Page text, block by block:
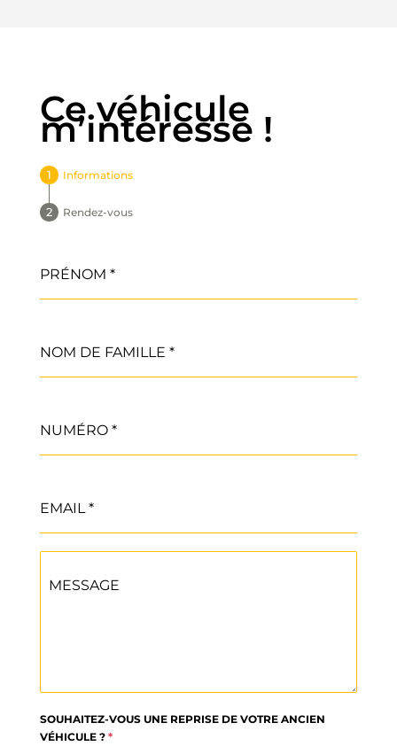
Ce véhicule
m’intéresse !
Informations
Rendez-vous
PRÉNOM *
NOM DE FAMILLE *
NUMÉRO *
EMAIL*
MESSAGE
SOUHAITEZ-VOUS UNE REPRISE DE VOTRE ANCIEN
VÉHICULE ? *